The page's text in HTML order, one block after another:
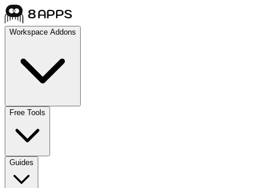
Workspace Addons
Free Tools
Guides